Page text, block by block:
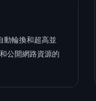
動輪換和超高並
公開網路資源的